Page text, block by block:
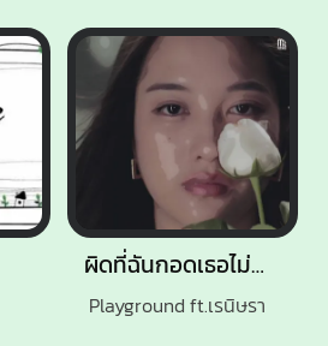
ผิดที่ฉันกอดเธอไม่แน่นพอ (BALLOON)
Playground ft.เรนิษรา